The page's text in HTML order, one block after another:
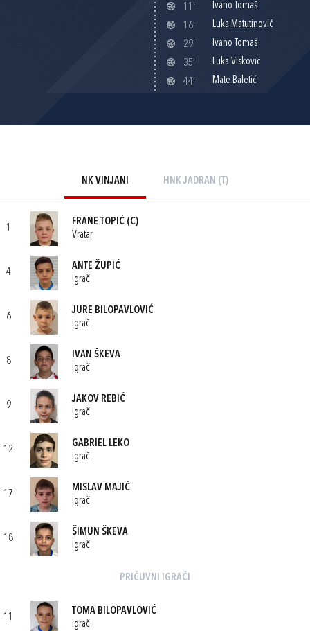
11'
Ivano Tomaš
16'
Luka Matutinović
29'
Ivano Tomaš
35'
Luka Visković
44'
Mate Baletić
NK VINJANI HNK JADRAN (T)
1
FRANE TOPIĆ (C)
Vratar
4
ANTE ŽUPIĆ
Igrač
6
JURE BILOPAVLOVIĆ
Igrač
8
IVAN ŠKEVA
Igrač
9
JAKOV REBIĆ
Igrač
12
GABRIEL LEKO
Igrač
17
MISLAV MAJIĆ
Igrač
18
ŠIMUN ŠKEVA
Igrač
PRIČUVNI IGRAČI
11
TOMA BILOPAVLOVIĆ
Igrač